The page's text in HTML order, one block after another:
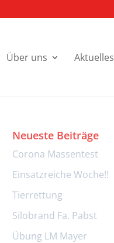
Über uns Aktuelles
Neueste Beiträge
Corona Massentest
Einsatzreiche Woche!!
Tierrettung
Silobrand Fa. Pabst
Übung LM Mayer